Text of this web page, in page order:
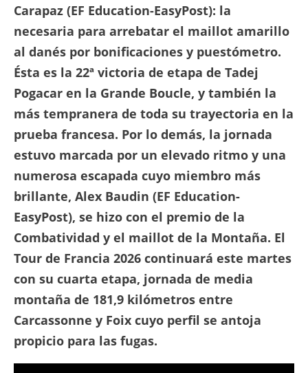
Carapaz (EF Education-EasyPost): la
necesaria para arrebatar el maillot amarillo
al danés por bonificaciones y puestómetro.
Ésta es la 22ª victoria de etapa de Tadej
Pogacar en la Grande Boucle, y también la
más tempranera de toda su trayectoria en la
prueba francesa. Por lo demás, la jornada
estuvo marcada por un elevado ritmo y una
numerosa escapada cuyo miembro más
brillante, Alex Baudin (EF Education-
EasyPost), se hizo con el premio de la
Combatividad y el maillot de la Montaña. El
Tour de Francia 2026 continuará este martes
con su cuarta etapa, jornada de media
montaña de 181,9 kilómetros entre
Carcassonne y Foix cuyo perfil se antoja
propicio para las fugas.